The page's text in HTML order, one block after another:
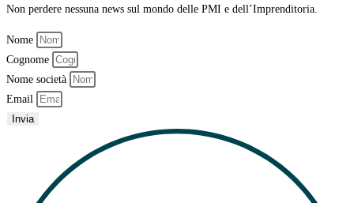
Non perdere nessuna news sul mondo delle PMI e dell’Imprenditoria.
Nome
Cognome
Nome società
Email
Invia